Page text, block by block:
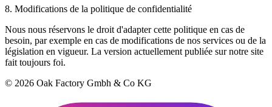
8. Modifications de la politique de confidentialité
Nous nous réservons le droit d'adapter cette politique en cas de
besoin, par exemple en cas de modifications de nos services ou de la
législation en vigueur. La version actuellement publiée sur notre site
fait toujours foi.
© 2026 Oak Factory Gmbh & Co KG